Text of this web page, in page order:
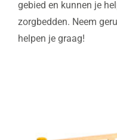
gebied en kunnen je
zorgbedden. Neem
helpen je graag!